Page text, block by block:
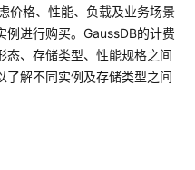
价格、性能、负载及业务场景
进行购买。GaussDB的计费
态、存储类型、性能规格之间
了解不同实例及存储类型之间